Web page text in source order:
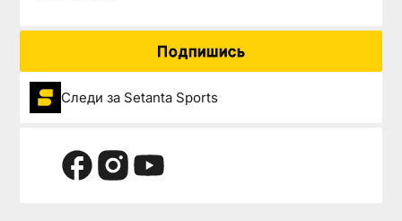
Подпишись
Следи за Setanta Sports